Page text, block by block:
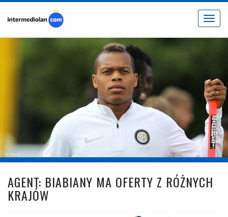
Toggle
fot. © inter.it
AGENT: BIABIANY MA OFERTY Z RÓŻNYCH
KRAJÓW